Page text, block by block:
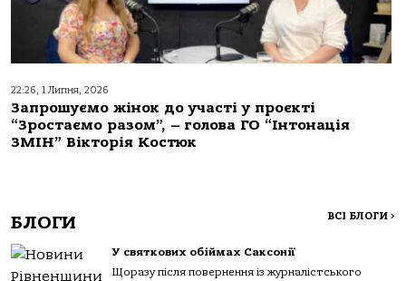
22:26, 1 Липня, 2026
Запрошуємо жінок до участі у проєкті
“Зростаємо разом”, – голова ГО “Інтонація
ЗМІН” Вікторія Костюк
БЛОГИ ВСІ БЛОГИ >
У святкових обіймах Саксонії
Щоразу після повернення із журналістського